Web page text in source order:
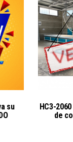
su
HC3-
de